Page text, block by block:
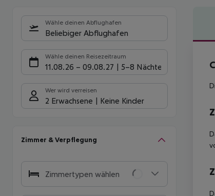
Wähle deinen Abflughafen
Beliebiger Abflughafen
Wähle deinen Reisezeitraum
11.08.26 – 09.08.27 5-8 Nächte
Wer wird verreisen
2 Erwachsene Keine Kinder
Zimmer & Verpflegung
Zimmertypen wählen